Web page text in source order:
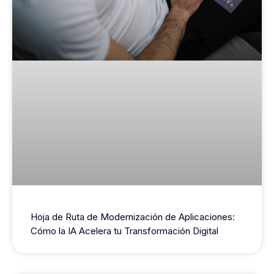
Hoja de Ruta de Modernización de Aplicaciones:
Cómo la IA Acelera tu Transformación Digital